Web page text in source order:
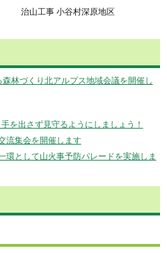
治山工事 小谷村深原地区
林づくり北アルプス地域会議を開催し
を出さず見守るようにしましょう！
流集会を開催します
として山火事予防パレードを実施しま